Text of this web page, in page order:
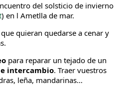
del solsticio de invierno
) en l Ametlla de mar.
quieran quedarse a cenar y
para reparar un tejado de un
intercambio. Traer vuestros
leña, mandarinas…